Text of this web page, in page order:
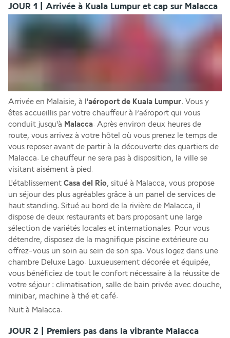
JOUR 1 | Arrivée à Kuala Lumpur et cap sur Malacca
Arrivée en Malaisie, à l'aéroport de Kuala Lumpur. Vous y
êtes accueillis par votre chauffeur à l’aéroport qui vous
conduit jusqu'à Malacca. Après environ deux heures de
route, vous arrivez à votre hôtel où vous prenez le temps de
vous reposer avant de partir à la découverte des quartiers de
Malacca. Le chauffeur ne sera pas à disposition, la ville se
visitant aisément à pied.
L'établissement Casa del Rio, situé à Malacca, vous propose
un séjour des plus agréables grâce à un panel de services de
haut standing. Situé au bord de la rivière de Malacca, il
dispose de deux restaurants et bars proposant une large
sélection de variétés locales et internationales. Pour vous
détendre, disposez de la magnifique piscine extérieure ou
offrez-vous un soin au sein de son spa. Vous logez dans une
chambre Deluxe Lago. Luxueusement décorée et équipée,
vous bénéficiez de tout le confort nécessaire à la réussite de
votre séjour : climatisation, salle de bain privée avec douche,
minibar, machine à thé et café.
Nuit à Malacca.
JOUR 2 | Premiers pas dans la vibrante Malacca